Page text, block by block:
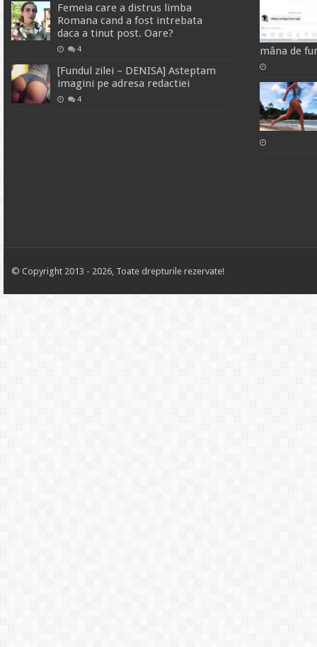
Femeia care a distrus limba
Romana cand a fost intrebata
daca a tinut post. Oare?
4
[Fundul zilei – DENISA] Asteptam
imagini pe adresa redactiei
4
mâna de
© Copyright 2013 - 2026, Toate drepturile rezervate!